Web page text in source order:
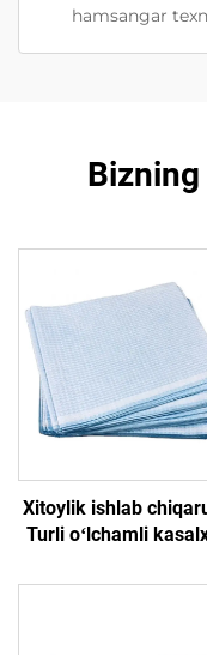
hamsangar
Xitoylik ishlab
Turli oʻlchamli
tekshiruv varagʻi